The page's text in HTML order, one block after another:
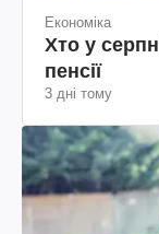
Економіка
Хто у
пенсії
3 дні тому